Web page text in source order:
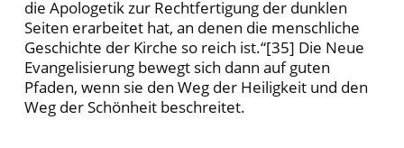
die Apologetik zur Rechtfertigung der dunklen
Seiten erarbeitet hat, an denen die menschliche
Geschichte der Kirche so reich ist.“[35] Die Neue
Evangelisierung bewegt sich dann auf guten
Pfaden, wenn sie den Weg der Heiligkeit und den
Weg der Schönheit beschreitet.